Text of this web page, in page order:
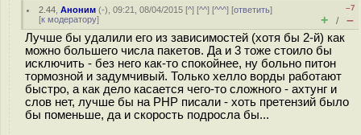
2.44 ,Аноним (-), 09:21, 08/04/2015 [^] [^^] [^^^] [ответить]
[к модератору]
–7
+ / –
Лучше бы удалили его из зависимостей (хотя бы 2-й) как
можно большего числа пакетов. Да и 3 тоже стоило бы
исключить - без него как-то спокойнее, ну больно питон
тормозной и задумчивый. Только хелло ворды работают
быстро, а как дело касается чего-то сложного - ахтунг и
слов нет, лучше бы на PHP писали - хоть претензий было
бы поменьше, да и скорость подросла бы...